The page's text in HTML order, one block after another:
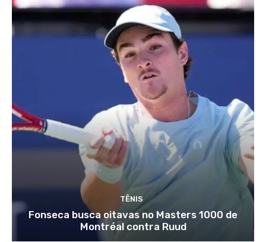
TÊNIS
Fonseca busca oitavas no Masters 1000 de
Montréal contra Ruud